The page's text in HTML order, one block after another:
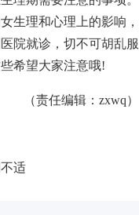
生理和心理上的影响，
院就诊，切不可胡乱服
希望大家注意哦!
（责任编辑：zxwq）
适